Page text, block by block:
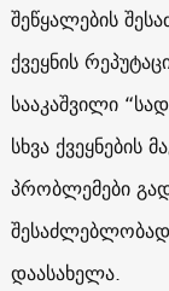
შეწყალების
ქვეყნის
სააკაშვილი
სხვა ქვეყნების
პრობლემები
შესაძლებლობად
დაასახელა.